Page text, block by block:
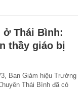
ở Thái Bình:
thầy giáo bị
3, Ban Giám hiệu Trường
Thái Bình đã có